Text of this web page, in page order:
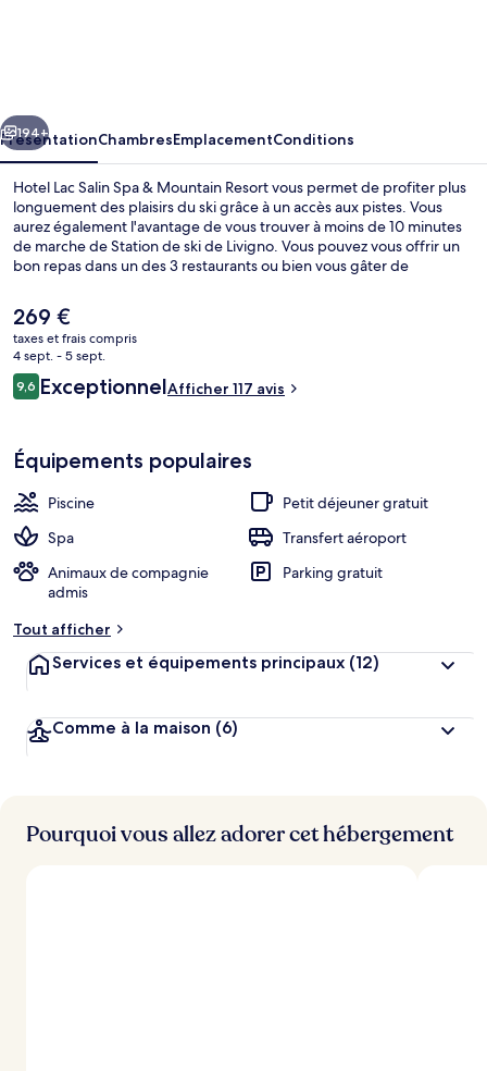
&
Mountain
Resort
Suivant
194+
PrésentationChambresEmplacementConditions
Hotel Lac Salin Spa & Mountain Resort vous permet de profiter plus
longuement des plaisirs du ski grâce à un accès aux pistes. Vous
aurez également l'avantage de vous trouver à moins de 10 minutes
de marche de Station de ski de Livigno. Vous pouvez vous offrir un
bon repas dans un des 3 restaurants ou bien vous gâter de
pédicure qui vous sont proposés au spa. Parmi les autres petits
avantages de cet hébergement figurent une piscine couverte, une
piscine extérieure et un bar / salon. Les skieurs apprécieront la
possibilité d'acheter des forfaits de ski et le local à ski.
Le
prix
actuel
est
de
269 €
taxes et frais compris
4 sept. - 5 sept.
Avis
voyageurs
9,69,6 sur 10
ExceptionnelAfficher 117 avis
Équipements populaires
Piscine
Petit déjeuner gratuit
Spa
Transfert aéroport
Animaux de compagnie
admis
Parking gratuit
Tout afficher
Services et équipements principaux (12)
Comme à la maison (6)
Pourquoi vous allez adorer cet hébergement